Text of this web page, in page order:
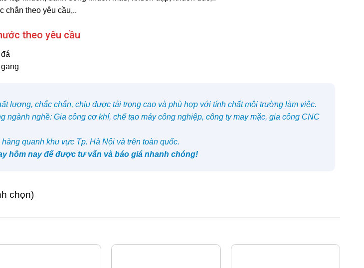
chắn theo yêu cầu,..
theo yêu cầu
lượng, chắc chắn, chịu được tải trọng cao và phù hợp với tính chất môi trường làm việc.
ngành nghề: Gia công cơ khí, chế tạo máy công nghiệp, công ty may mặc, gia công CNC
quanh khu vực Tp. Hà Nội và trên toàn quốc.
hôm nay để được tư vấn và báo giá nhanh chóng!
chọn)